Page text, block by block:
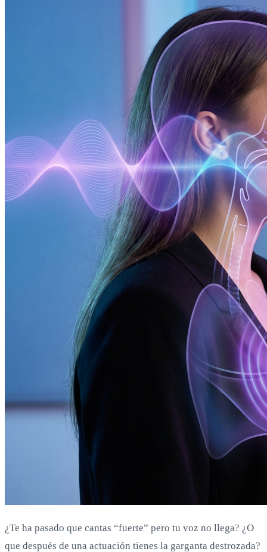
¿Te ha pasado que cantas “fuerte” pero tu voz no llega? ¿O
que después de una actuación tienes la garganta destrozada?